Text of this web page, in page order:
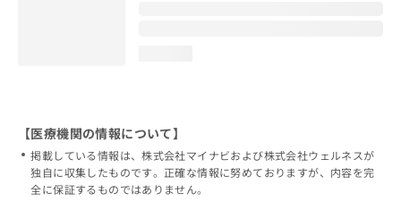
【医療機関の情報について】
掲載している情報は、株式会社マイナビおよび株式会社ウェルネスが
独自に収集したものです。正確な情報に努めておりますが、内容を完
全に保証するものではありません。